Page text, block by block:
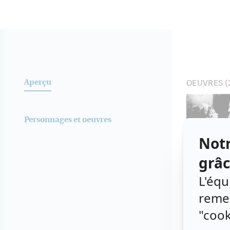
Aperçu
Personnages et oeuvres
OEUVRES